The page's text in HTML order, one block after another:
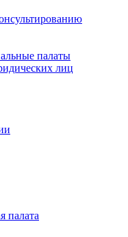
палаты
лиц
палата